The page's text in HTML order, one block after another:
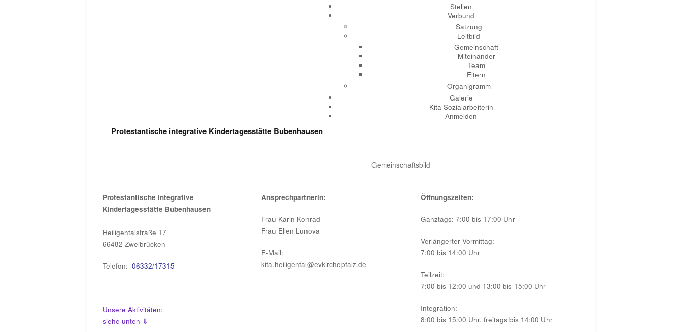
Stellen
Verbund
Satzung
Leitbild
Gemeinschaft
Miteinander
Team
Eltern
Organigramm
Galerie
Kita Sozialarbeiterin
Anmelden
Protestantische integrative Kindertagesstätte Bubenhausen
Gemeinschaftsbild
Protestantische integrative
Kindertagesstätte Bubenhausen
Heiligentalstraße 17
66482 Zweibrücken
Telefon: 06332/17315
Unsere Aktivitäten:
siehe unten ⇓
Ansprechpartnerin:
Frau Karin Konrad
Frau Ellen Lunova
E-Mail:
kita.heiligental@evkirchepfalz.de
Öffnungszeiten:
Ganztags: 7:00 bis 17:00 Uhr
Verlängerter Vormittag:
7:00 bis 14:00 Uhr
Teilzeit:
7:00 bis 12:00 und 13:00 bis 15:00 Uhr
Integration:
8:00 bis 15:00 Uhr, freitags bis 14:00 Uhr